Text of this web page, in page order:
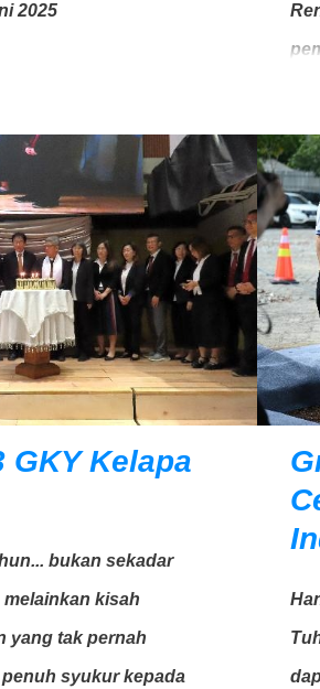
2025
GKY Kelapa
bukan sekadar
kisah
yang tak pernah
syukur kepada